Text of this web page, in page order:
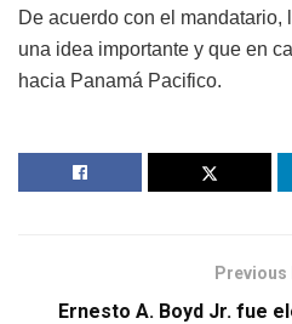
De acuerdo con el mandatario,
una idea importante y que en
hacia Panamá Pacifico.
Previous
Ernesto A. Boyd Jr. fue